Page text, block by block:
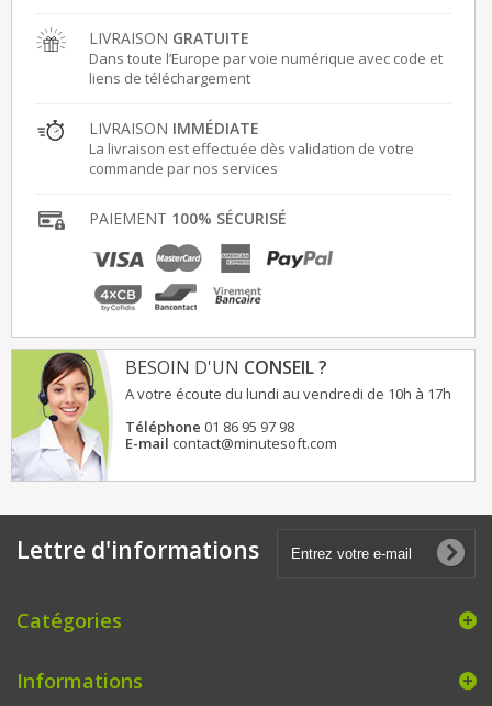
LIVRAISON GRATUITE
Dans toute l’Europe par voie numérique avec code et
liens de téléchargement
LIVRAISON IMMÉDIATE
La livraison est effectuée dès validation de votre
commande par nos services
PAIEMENT 100% SÉCURISÉ
BESOIN D'UN CONSEIL ?
A votre écoute du lundi au vendredi de 10h à 17h
Téléphone 01 86 95 97 98
E-mail contact@minutesoft.com
Lettre d'informations
Catégories
Informations